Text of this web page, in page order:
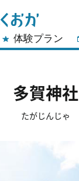
体験プラン
多賀神社
たがじんじゃ